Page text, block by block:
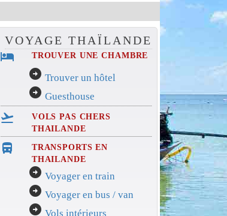
VOYAGE THAÏLANDE
hotel TROUVER UNE CHAMBRE
arrow_circle_right Trouver un hôtel
arrow_circle_right Guesthouse
flight_takeoff
VOLS PAS CHERS
THAILANDE
directions_bus_filled
TRANSPORTS EN
THAILANDE
arrow_circle_right Voyager en train
arrow_circle_right Voyager en bus / van
arrow_circle_right Vols intérieurs